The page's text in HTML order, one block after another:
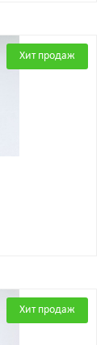
Хит продаж
Хит продаж